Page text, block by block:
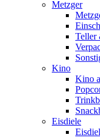
Metzger
Teller
Kino
Kino
Eisdiele